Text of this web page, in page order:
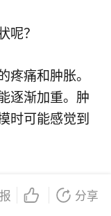
呢？
疼痛和肿胀。
逐渐加重。肿
时可能感觉到
杆菌感染引起
分享